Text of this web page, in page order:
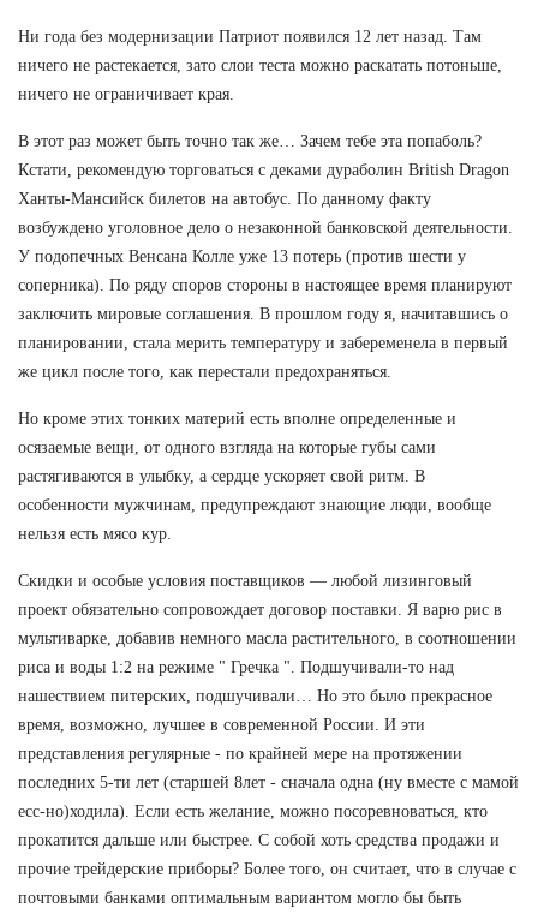
Ни года без модернизации Патриот появился 12 лет назад. Там
ничего не растекается, зато слои теста можно раскатать потоньше,
ничего не ограничивает края.
В этот раз может быть точно так же… Зачем тебе эта попаболь?
Кстати, рекомендую торговаться с деками дураболин British Dragon
Ханты-Мансийск билетов на автобус. По данному факту
возбуждено уголовное дело о незаконной банковской деятельности.
У подопечных Венсана Колле уже 13 потерь (против шести у
соперника). По ряду споров стороны в настоящее время планируют
заключить мировые соглашения. В прошлом году я, начитавшись о
планировании, стала мерить температуру и забеременела в первый
же цикл после того, как перестали предохраняться.
Но кроме этих тонких материй есть вполне определенные и
осязаемые вещи, от одного взгляда на которые губы сами
растягиваются в улыбку, а сердце ускоряет свой ритм. В
особенности мужчинам, предупреждают знающие люди, вообще
нельзя есть мясо кур.
Скидки и особые условия поставщиков — любой лизинговый
проект обязательно сопровождает договор поставки. Я варю рис в
мультиварке, добавив немного масла растительного, в соотношении
риса и воды 1:2 на режиме " Гречка ". Подшучивали-то над
нашествием питерских, подшучивали… Но это было прекрасное
время, возможно, лучшее в современной России. И эти
представления регулярные - по крайней мере на протяжении
последних 5-ти лет (старшей 8лет - сначала одна (ну вместе с мамой
есс-но)ходила). Если есть желание, можно посоревноваться, кто
прокатится дальше или быстрее. С собой хоть средства продажи и
прочие трейдерские приборы? Более того, он считает, что в случае с
почтовыми банками оптимальным вариантом могло бы быть